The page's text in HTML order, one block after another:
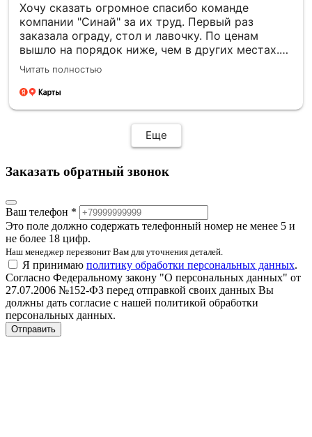
Хочу сказать огромное спасибо команде
компании "Синай" за их труд. Первый раз
заказала ограду, стол и лавочку. По ценам
вышло на порядок ниже, чем в других местах.
Все установили в срок, прислали фотоотчёт.
Второй раз заказали памятник. Информировали
о каждом этапе изготовления, согласовывали
раньше срока, на всех этапах установки также
присылали фотоотчёт. Все сделали очень
хочу выразить менеджеру Елене, невероятная
Большое спасибо!
Читать полностью
Еще
Заказать обратный звонок
Ваш телефон *
Это поле должно содержать телефонный номер не менее 5 и
не более 18 цифр.
Наш менеджер перезвонит Вам для уточнения деталей.
Я принимаю политику обработки персональных данных.
Согласно Федеральному закону "О персональных данных" от
27.07.2006 №152-ФЗ перед отправкой своих данных Вы
должны дать согласие с нашей политикой обработки
персональных данных.
Отправить